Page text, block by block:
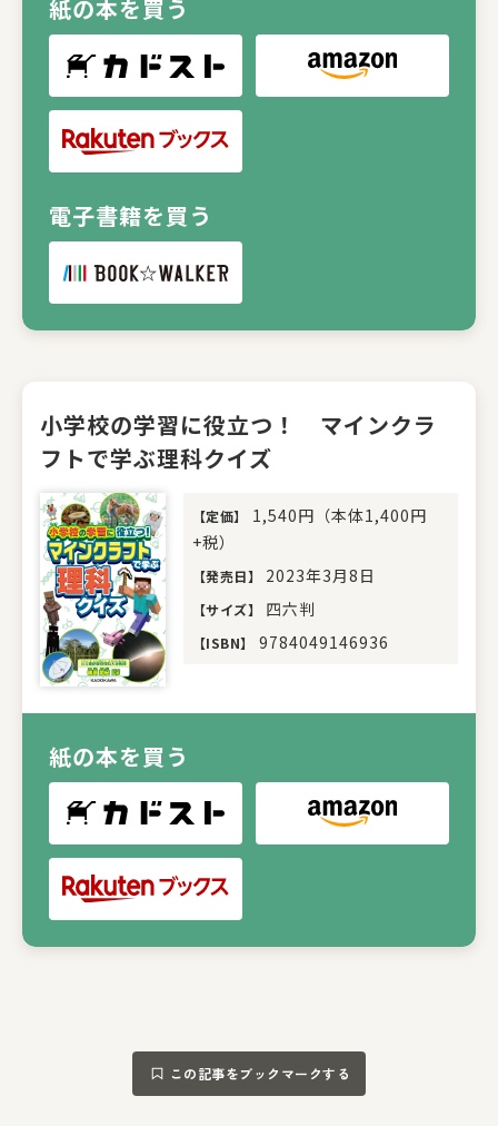
紙の本を買う
電子書籍を買う
小学校の学習に役立つ！ マインクラ
フトで学ぶ理科クイズ
【定価】
1,540円（本体1,400円
+税）
【発売日】 2023年3月8日
【サイズ】 四六判
【ISBN】 9784049146936
紙の本を買う
この記事をブックマークする